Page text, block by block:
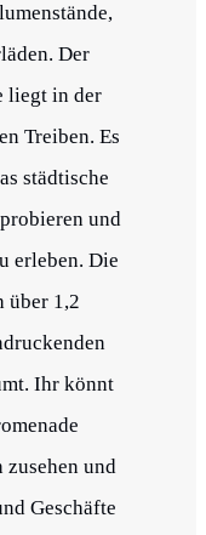
Der
liegt in der
Treiben. Es
städtische
und
erleben. Die
über 1,2
Ihr könnt
zusehen und
Geschäfte